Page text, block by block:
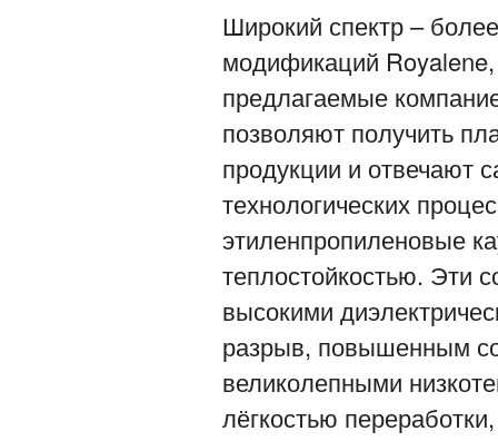
Широкий спектр –
модификаций
предлагаемые
позволяют получить
продукции и отвечают
технологических
этиленпропиленовые
теплостойкостью. Эти
высокими
разрыв, повышенным
великолепными
лёгкостью